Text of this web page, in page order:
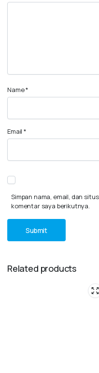
Name*
Email*
Simpan nama, email, dan
komentar saya berikutnya.
Related products